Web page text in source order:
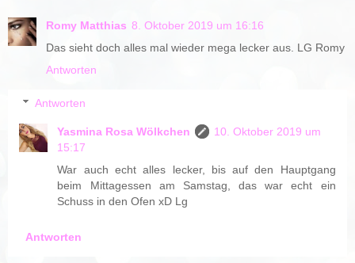
Romy Matthias 8. Oktober 2019 um 16:16
Das sieht doch alles mal wieder mega lecker aus. LG Romy
Antworten
Antworten
Yasmina Rosa Wölkchen
10. Oktober 2019 um
15:17
War auch echt alles lecker, bis auf den Hauptgang
beim Mittagessen am Samstag, das war echt ein
Schuss in den Ofen xD Lg
Antworten